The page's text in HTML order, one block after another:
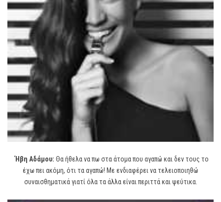
Ήβη Αδάμου: Θα ήθελα να πω στα άτομα που αγαπώ και δεν τους το
έχω πει ακόμη, ότι τα αγαπώ! Με ενδιαφέρει να τελειοποιηθώ
συναισθηματικά γιατί όλα τα άλλα είναι περιττά και ψεύτικα.